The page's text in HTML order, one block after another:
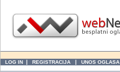
LOG IN | REGISTRACIJA | UNOS OGLASA